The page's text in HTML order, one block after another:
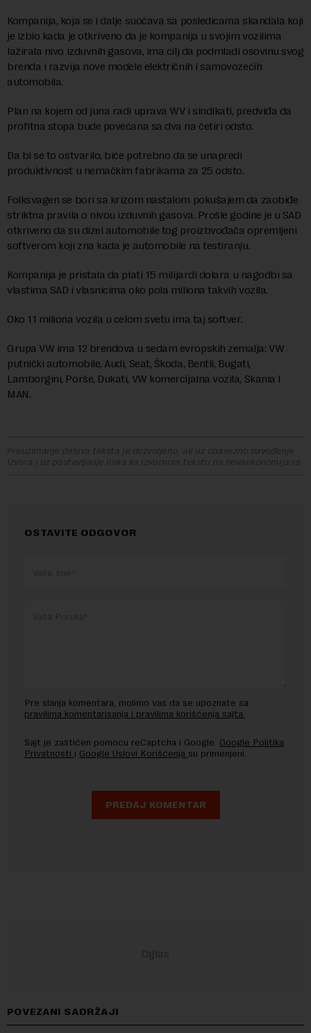
Kompanija, koja se i dalje suočava sa posledicama skandala koji
je izbio kada je otkriveno da je kompanija u svojim vozilima
lažirala nivo izduvnih gasova, ima cilj da podmladi osovinu svog
brenda i razvija nove modele električnih i samovozećih
automobila.
Plan na kojem od juna radi uprava WV i sindikati, predviđa da
profitna stopa bude povećana sa dva na četiri odsto.
Da bi se to ostvarilo, biće potrebno da se unapredi
produktivnost u nemačkim fabrikama za 25 odsto.
Folksvagen se bori sa krizom nastalom pokušajem da zaobiđe
striktna pravila o nivou izduvnih gasova. Prošle godine je u SAD
otkriveno da su dizel automobile tog proizbvođača opremljeni
softverom koji zna kada je automobile na testiranju.
Kompanija je pristala da plati 15 milijardi dolara u nagodbi sa
vlastima SAD i vlasnicima oko pola miliona takvih vozila.
Oko 11 miliona vozila u celom svetu ima taj softver.
Grupa VW ima 12 brendova u sedam evropskih zemalja: VW
putnički automobile, Audi, Seat, Škoda, Bentli, Bugati,
Lamborgini, Porše, Dukati, VW komercijalna vozila, Skania I
MAN.
Preuzimanje delova teksta je dozvoljeno, ali uz obavezno navođenje
izvora i uz postavljanje linka ka izvornom tekstu na novaekonomija.rs
OSTAVITE ODGOVOR
Pre slanja komentara, molimo vas da se upoznate sa
pravilima komentarisanja i pravilima korišćenja sajta.
Sajt je zaštićen pomocu reCaptcha i Google. Google Politika
Privatnosti i Google Uslovi Korišćenja su primenjeni.
POVEZANI SADRŽAJI